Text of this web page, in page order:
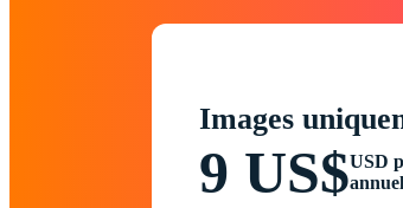
Images
9 US$USD